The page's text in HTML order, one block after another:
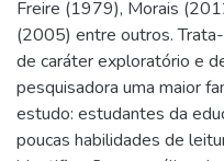
Freire (1979), Morais
(2005) entre outros.
de caráter exploratório e
pesquisadora uma maior
estudo: estudantes da
poucas habilidades de